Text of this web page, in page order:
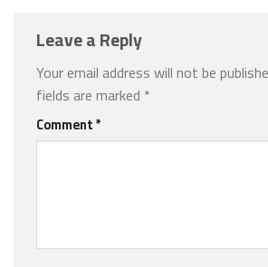
Leave a Reply
Your email address will not be
fields are marked *
Comment*